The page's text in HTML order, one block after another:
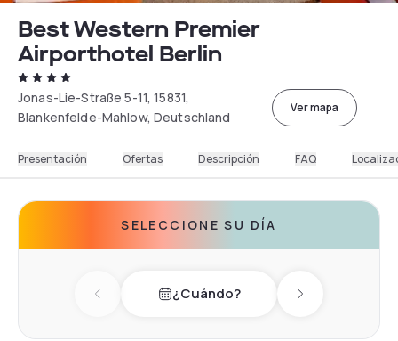
Best Western Premier
Airporthotel Berlin
Jonas-Lie-Straße 5-11, 15831,
Blankenfelde-Mahlow, Deutschland
Ver mapa
Presentación Ofertas Descripción FAQ
SELECCIONE SU DÍA
Previous day¿Cuándo? Next day